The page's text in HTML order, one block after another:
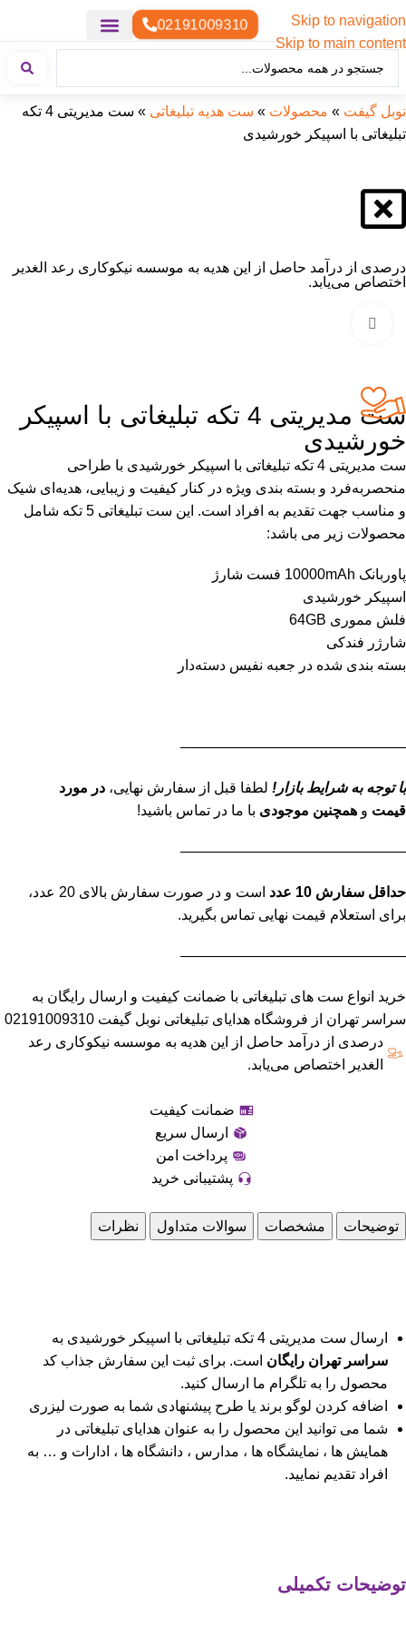
Skip to navigation
Skip to main content
02191009310
نوبل گیفت » محصولات » ست هدیه تبلیغاتی »
ست مدیریتی 4 تکه
تبلیغاتی با اسپیکر خورشیدی
درصدی از درآمد حاصل از این هدیه به موسسه نیکوکاری رعد الغدیر
اختصاص می‌یابد.
ست مدیریتی 4 تکه تبلیغاتی با اسپیکر
خورشیدی
ست مدیریتی 4 تکه تبلیغاتی با اسپیکر خورشیدی با طراحی
منحصربه‌فرد و بسته بندی ویژه در کنار کیفیت و زیبایی، هدیه‌ای شیک
و مناسب جهت تقدیم به افراد است. این ست تبلیغاتی 5 تکه شامل
محصولات زیر می باشد:
پاوربانک 10000mAh فست شارژ
اسپیکر خورشیدی
فلش مموری 64GB
شارژر فندکی
بسته بندی شده در جعبه نفیس دسته‌دار
———————————————–
با توجه به شرایط بازار! لطفا قبل از سفارش نهایی، در مورد
قیمت و همچنین موجودی با ما در تماس باشید!
———————————————–
حداقل سفارش 10 عدد
است و در صورت سفارش بالای 20 عدد،
برای استعلام قیمت نهایی تماس بگیرید.
———————————————–
خرید انواع ست های تبلیغاتی با ضمانت کیفیت و ارسال رایگان به
سراسر تهران از فروشگاه هدایای تبلیغاتی نوبل گیفت 02191009310
درصدی از درآمد حاصل از این هدیه به موسسه نیکوکاری رعد
الغدیر اختصاص می‌یابد.
ضمانت کیفیت
ارسال سریع
پرداخت امن
پشتیبانی خرید
توضیحات مشخصات سوالات متداول نظرات
ارسال ست مدیریتی 4 تکه تبلیغاتی با اسپیکر خورشیدی به
سراسر تهران رایگان است. برای ثبت این سفارش جذاب کد
محصول را به تلگرام ما ارسال کنید.
اضافه کردن لوگو برند یا طرح پیشنهادی شما به صورت لیزری
شما می توانید این محصول را به عنوان هدایای تبلیغاتی در
همایش ها ، نمایشگاه ها ، مدارس ، دانشگاه ها ، ادارات و … به
افراد تقدیم نمایید.
توضیحات تکمیلی